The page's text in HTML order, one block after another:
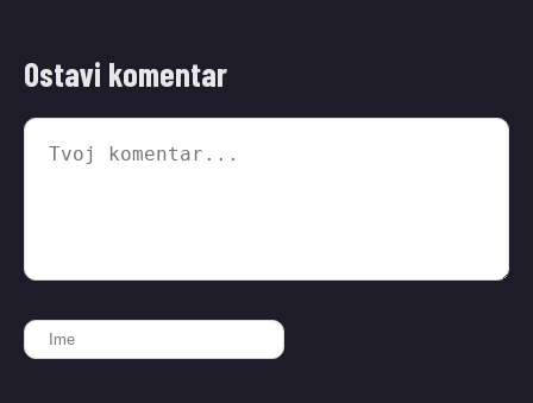
Ostavi komentar